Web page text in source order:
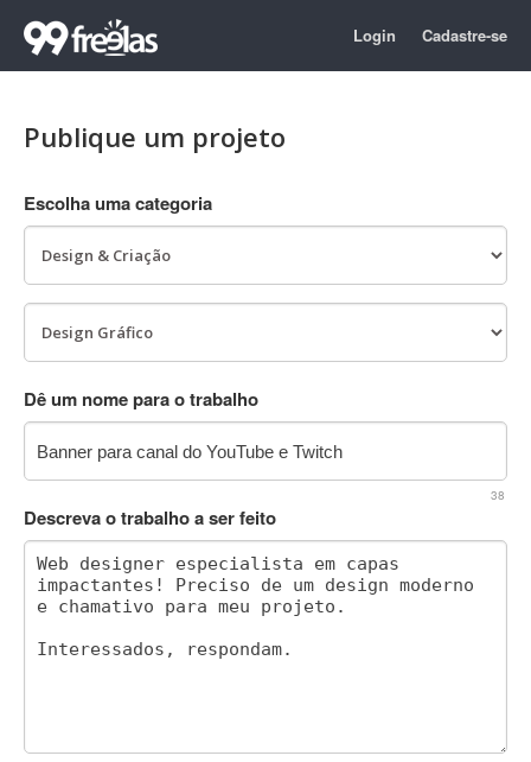
Login Cadastre-se
Publique um projeto
Escolha uma categoria
Dê um nome para o trabalho
38
Descreva o trabalho a ser feito